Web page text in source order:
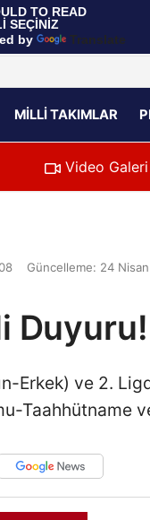
TO READ
SEÇİNİZ
by
Translate
MILLI TAKIMLAR
Video Galeri
Güncelleme: 24
Duyuru!
Erkek) ve 2.
Taahhütname